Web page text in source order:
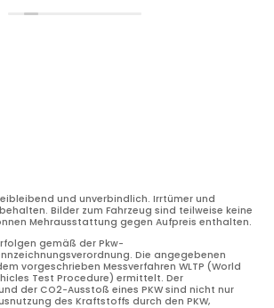
und unverbindlich. Irrtümer und
Bilder zum Fahrzeug sind teilweise keine
Mehrausstattung gegen Aufpreis enthalten.
gemäß der Pkw-
Die angegebenen
vorgeschrieben Messverfahren WLTP (World
Test Procedure) ermittelt. Der
der CO2-Ausstoß eines PKW sind nicht nur
des Kraftstoffs durch den PKW,